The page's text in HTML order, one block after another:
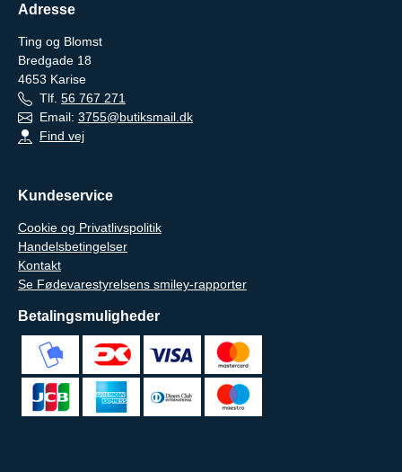
Adresse
Ting og Blomst
Bredgade 18
4653 Karise
Tlf. 56 767 271
Email: 3755@butiksmail.dk
Find vej
Kundeservice
Cookie og Privatlivspolitik
Handelsbetingelser
Kontakt
Se Fødevarestyrelsens smiley-rapporter
Betalingsmuligheder